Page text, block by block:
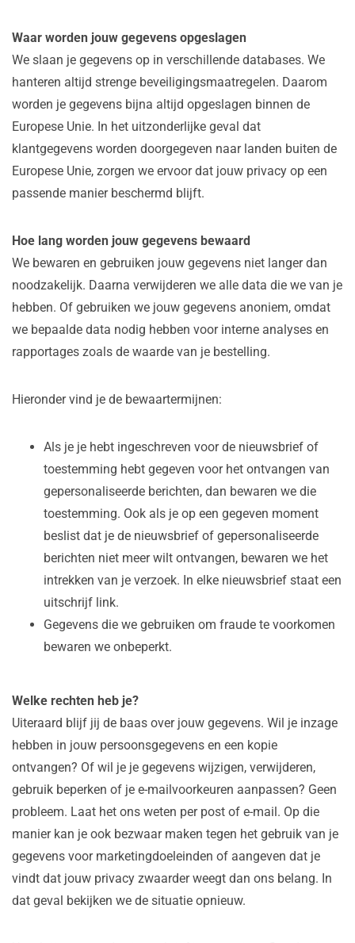
Waar worden jouw gegevens opgeslagen
We slaan je gegevens op in verschillende databases. We
hanteren altijd strenge beveiligingsmaatregelen. Daarom
worden je gegevens bijna altijd opgeslagen binnen de
Europese Unie. In het uitzonderlijke geval dat
klantgegevens worden doorgegeven naar landen buiten de
Europese Unie, zorgen we ervoor dat jouw privacy op een
passende manier beschermd blijft.
Hoe lang worden jouw gegevens bewaard
We bewaren en gebruiken jouw gegevens niet langer dan
noodzakelijk. Daarna verwijderen we alle data die we van je
hebben. Of gebruiken we jouw gegevens anoniem, omdat
we bepaalde data nodig hebben voor interne analyses en
rapportages zoals de waarde van je bestelling.
Hieronder vind je de bewaartermijnen:
Als je je hebt ingeschreven voor de nieuwsbrief of
toestemming hebt gegeven voor het ontvangen van
gepersonaliseerde berichten, dan bewaren we die
toestemming. Ook als je op een gegeven moment
beslist dat je de nieuwsbrief of gepersonaliseerde
berichten niet meer wilt ontvangen, bewaren we het
intrekken van je verzoek. In elke nieuwsbrief staat een
uitschrijf link.
Gegevens die we gebruiken om fraude te voorkomen
bewaren we onbeperkt.
Welke rechten heb je?
Uiteraard blijf jij de baas over jouw gegevens. Wil je inzage
hebben in jouw persoonsgegevens en een kopie
ontvangen? Of wil je je gegevens wijzigen, verwijderen,
gebruik beperken of je e-mailvoorkeuren aanpassen? Geen
probleem. Laat het ons weten per post of e-mail. Op die
manier kan je ook bezwaar maken tegen het gebruik van je
gegevens voor marketingdoeleinden of aangeven dat je
vindt dat jouw privacy zwaarder weegt dan ons belang. In
dat geval bekijken we de situatie opnieuw.